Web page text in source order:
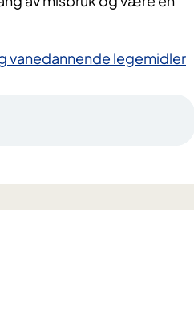
vanedannende legemidler